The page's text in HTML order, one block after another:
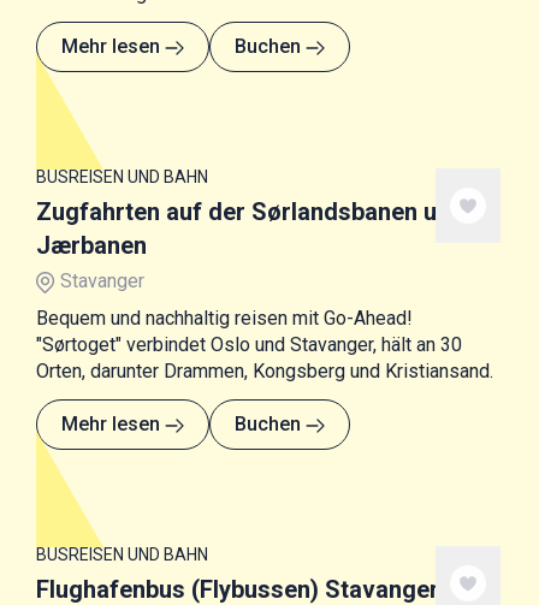
Mehr lesen Buchen
BUSREISEN UND BAHN
Zugfahrten auf der Sørlandsbanen und
Jærbanen
Stavanger
Bequem und nachhaltig reisen mit Go-Ahead!
"Sørtoget" verbindet Oslo und Stavanger, hält an 30
Orten, darunter Drammen, Kongsberg und Kristiansand.
Mehr lesen Buchen
BUSREISEN UND BAHN
Flughafenbus (Flybussen) Stavanger